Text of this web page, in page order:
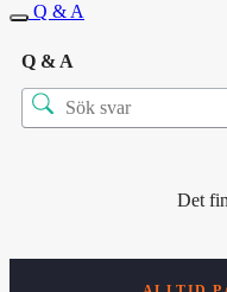
Q & A
Q & A
Det